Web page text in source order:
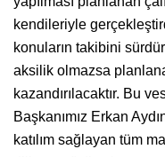
kendileriyle
konuların takibini
aksilik olmazsa
kazandırılacaktır. Bu
Başkanımız Erkan
katılım sağlayan tüm